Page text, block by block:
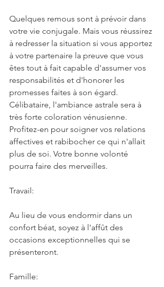
Quelques remous sont à prévoir dans
votre vie conjugale. Mais vous réussirez
à redresser la situation si vous apportez
à votre partenaire la preuve que vous
êtes tout à fait capable d'assumer vos
responsabilités et d'honorer les
promesses faites à son égard.
Célibataire, l'ambiance astrale sera à
très forte coloration vénusienne.
Profitez-en pour soigner vos relations
affectives et rabibocher ce qui n'allait
plus de soi. Votre bonne volonté
pourra faire des merveilles.
Travail:
Au lieu de vous endormir dans un
confort béat, soyez à l'affût des
occasions exceptionnelles qui se
présenteront.
Famille: